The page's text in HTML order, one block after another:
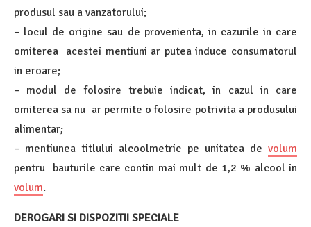
produsul sau a vanzatorului;
– locul de origine sau de provenienta, in cazurile in care
omiterea acestei mentiuni ar putea induce consumatorul
in eroare;
– modul de folosire trebuie indicat, in cazul in care
omiterea sa nu ar permite o folosire potrivita a produsului
alimentar;
– mentiunea titlului alcoolmetric pe unitatea de volum
pentru bauturile care contin mai mult de 1,2 % alcool in
volum.
DEROGARI SI DISPOZITII SPECIALE